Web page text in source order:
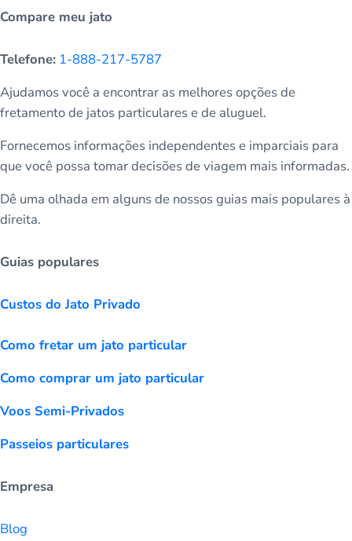
Compare meu jato
Telefone: 1-888-217-5787
Ajudamos você a encontrar as melhores opções de
fretamento de jatos particulares e de aluguel.
Fornecemos informações independentes e imparciais para
que você possa tomar decisões de viagem mais informadas.
Dê uma olhada em alguns de nossos guias mais populares à
direita.
Guias populares
Custos do Jato Privado
Como fretar um jato particular
Como comprar um jato particular
Voos Semi-Privados
Passeios particulares
Empresa
Blog